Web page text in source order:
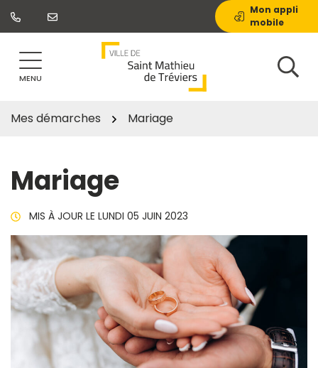
Aller
Mon appli
mobile
MENU
Mes démarches Mariage
Mariage
MIS À JOUR LE LUNDI 05 JUIN 2023